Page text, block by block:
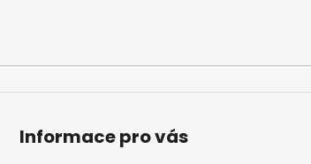
Informace pro vás